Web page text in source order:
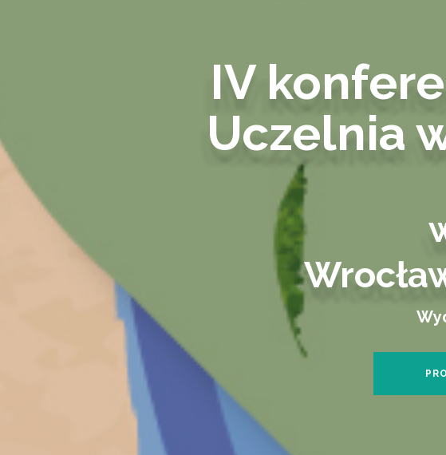
IV
Uczelnia